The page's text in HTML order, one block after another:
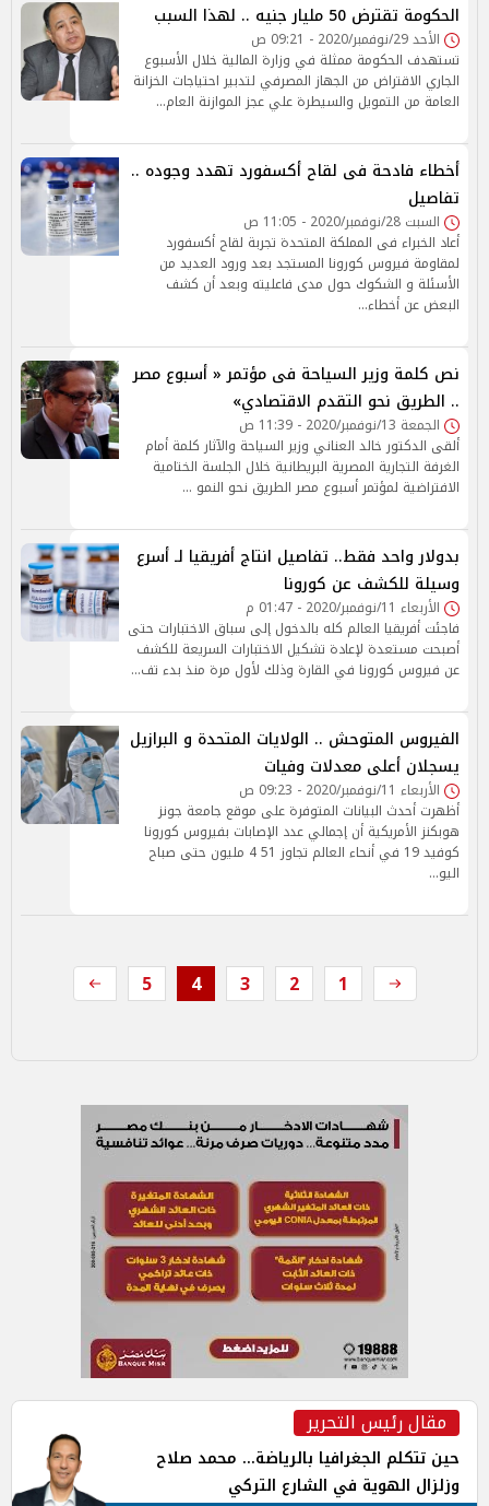
الحكومة تقترض 50 مليار جنيه .. لهذا السبب
الأحد 29/نوفمبر/2020 - 09:21 ص
تستهدف الحكومة ممثلة في وزارة المالية خلال الأسبوع
الجاري الاقتراض من الجهاز المصرفي لتدبير احتياجات الخزانة
العامة من التمويل والسيطرة علي عجز الموازنة العام…
أخطاء فادحة فى لقاح أكسفورد تهدد وجوده ..
تفاصيل
السبت 28/نوفمبر/2020 - 11:05 ص
أعاد الخبراء فى المملكة المتحدة تجربة لقاح أكسفورد
لمقاومة فيروس كورونا المستجد بعد ورود العديد من
الأسئلة و الشكوك حول مدى فاعليته وبعد أن كشف
البعض عن أخطاء…
نص كلمة وزير السياحة فى مؤتمر « أسبوع مصر
.. الطريق نحو التقدم الاقتصادي»
الجمعة 13/نوفمبر/2020 - 11:39 ص
ألقى الدكتور خالد العناني وزير السياحة والآثار كلمة أمام
الغرفة التجارية المصرية البريطانية خلال الجلسة الختامية
الافتراضية لمؤتمر أسبوع مصر الطريق نحو النمو …
بدولار واحد فقط.. تفاصيل انتاج أفريقيا لـ أسرع
وسيلة للكشف عن كورونا
الأربعاء 11/نوفمبر/2020 - 01:47 م
فاجئت أفريقيا العالم كله بالدخول إلى سباق الاختبارات حتى
أصبحت مستعدة لإعادة تشكيل الاختبارات السريعة للكشف
عن فيروس كورونا في القارة وذلك لأول مرة منذ بدء تف…
الفيروس المتوحش .. الولايات المتحدة و البرازيل
يسجلان أعلى معدلات وفيات
الأربعاء 11/نوفمبر/2020 - 09:23 ص
أظهرت أحدث البيانات المتوفرة على موقع جامعة جونز
هوبكنز الأمريكية أن إجمالي عدد الإصابات بفيروس كورونا
كوفيد 19 في أنحاء العالم تجاوز 51 4 مليون حتى صباح
اليو…
1
2
3
4
5
مقال رئيس التحرير
حين تتكلم الجغرافيا بالرياضة... محمد صلاح
وزلزال الهوية في الشارع التركي